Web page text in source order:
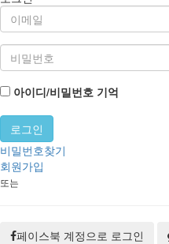
아이디/비밀번호 기억
비밀번호찾기
회원가입
또는
페이스북 계정으로 로그인